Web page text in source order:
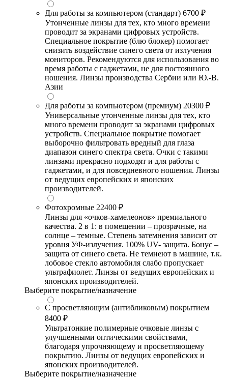
Для работы за компьютером (стандарт) 6700 ₽
Утонченные линзы для тех, кто много времени
проводит за экранами цифровых устройств.
Специальное покрытие (блю блокер) помогает
снизить воздействие синего света от излучения
мониторов. Рекомендуются для использования во
время работы с гаджетами, не для постоянного
ношения. Линзы производства Сербии или Ю.-В.
Азии
Для работы за компьютером (премиум) 20300 ₽
Универсальные утонченные линзы для тех, кто
много времени проводит за экранами цифровых
устройств. Специальное покрытие помогает
выборочно фильтровать вредный для глаза
диапазон синего спектра света. Очки с такими
линзами прекрасно подходят и для работы с
гаджетами, и для повседневного ношения. Линзы
от ведущих европейских и японских
производителей.
Фотохромные 22400 ₽
Линзы для «очков-хамелеонов» премиального
качества. 2 в 1: в помещении – прозрачные, на
солнце – темные. Степень затемнения зависит от
уровня УФ-излучения. 100% UV- защита. Бонус –
защита от синего света. Не темнеют в машине, т.к.
лобовое стекло автомобиля слабо пропускает
ультрафиолет. Линзы от ведущих европейских и
японских производителей.
Выберите покрытие/назначение
С просветляющим (антибликовым) покрытием
8400 ₽
Ультратонкие полимерные очковые линзы с
улучшенными оптическими свойствами,
благодаря упрочняющему и просветляющему
покрытию. Линзы от ведущих европейских и
японских производителей.
Выберите покрытие/назначение